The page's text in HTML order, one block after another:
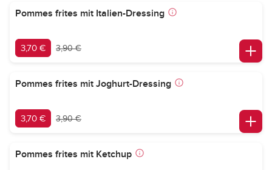
Pommes frites mit Italien-Dressing
3,70 € 3,90 €
Pommes frites mit Joghurt-Dressing
3,70 € 3,90 €
Pommes frites mit Ketchup